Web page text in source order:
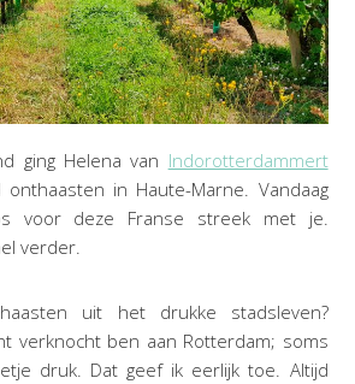
ging Helena van Indorotterdammert
in Haute-Marne. Vandaag
voor deze Franse streek met je.
verder.
uit het drukke stadsleven?
verknocht ben aan Rotterdam; soms
druk. Dat geef ik eerlijk toe. Altijd